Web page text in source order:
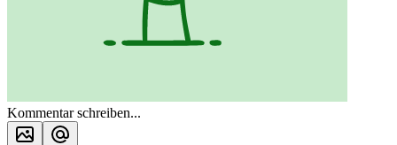
Kommentar schreiben...